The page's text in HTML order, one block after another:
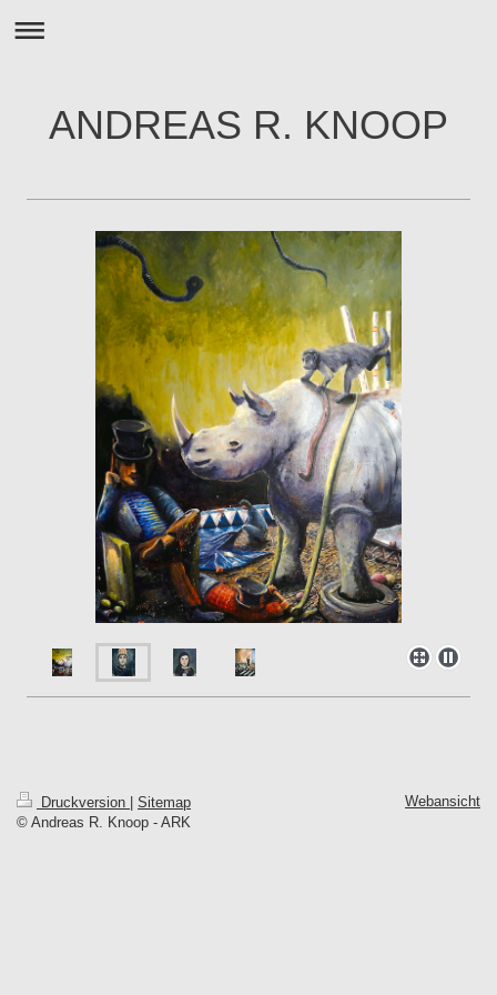
ANDREAS R. KNOOP
Druckversion
Sitemap
© Andreas R. Knoop - ARK
Webansicht